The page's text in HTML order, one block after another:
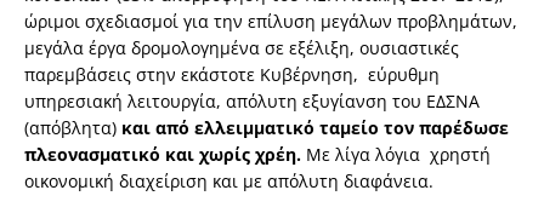
ώριμοι σχεδιασμοί για την επίλυση μεγάλων προβλημάτων,
μεγάλα έργα δρομολογημένα σε εξέλιξη, ουσιαστικές
παρεμβάσεις στην εκάστοτε Κυβέρνηση, εύρυθμη
υπηρεσιακή λειτουργία, απόλυτη εξυγίανση του ΕΔΣΝΑ
(απόβλητα) και από ελλειμματικό ταμείο τον παρέδωσε
πλεονασματικό και χωρίς χρέη. Με λίγα λόγια χρηστή
οικονομική διαχείριση και με απόλυτη διαφάνεια.